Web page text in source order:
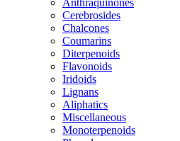
Anthraquinones
Cerebrosides
Chalcones
Coumarins
Diterpenoids
Flavonoids
Iridoids
Lignans
Aliphatics
Miscellaneous
Monoterpenoids